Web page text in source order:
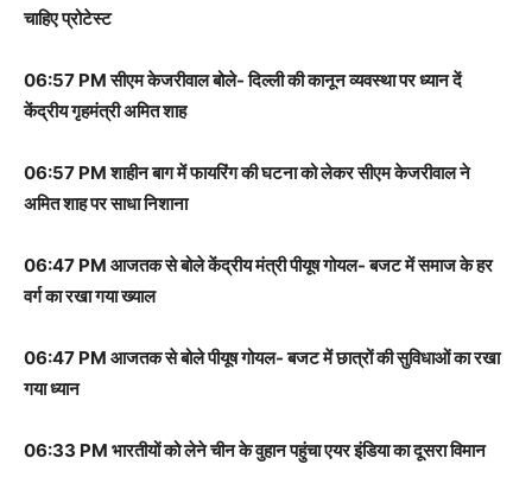
चाहिए प्रोटेस्ट
06:57 PM सीएम केजरीवाल बोले- दिल्ली की कानून व्यवस्था पर ध्यान दें
केंद्रीय गृहमंत्री अमित शाह
06:57 PM शाहीन बाग में फायरिंग की घटना को लेकर सीएम केजरीवाल ने
अमित शाह पर साधा निशाना
06:47 PM आजतक से बोले केंद्रीय मंत्री पीयूष गोयल- बजट में समाज के हर
वर्ग का रखा गया ख्याल
06:47 PM आजतक से बोले पीयूष गोयल- बजट में छात्रों की सुविधाओं का रखा
गया ध्यान
06:33 PM भारतीयों को लेने चीन के वुहान पहुंचा एयर इंडिया का दूसरा विमान